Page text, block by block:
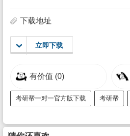
下载地址
立即下载
有价值 (0)
考研帮一对一官方版下载 考研帮